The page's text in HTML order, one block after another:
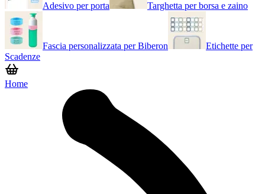
Adesivo per porta Targhetta per borsa e zaino
Fascia personalizzata per Biberon
Etichette per
Scadenze
Home